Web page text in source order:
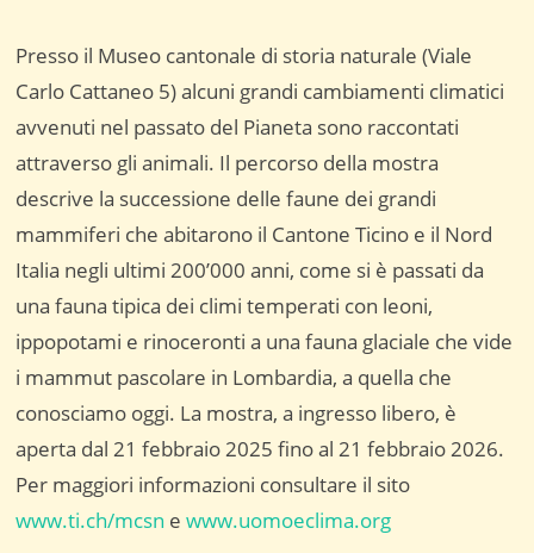
Presso il Museo cantonale di storia naturale (Viale
Carlo Cattaneo 5) alcuni grandi cambiamenti climatici
avvenuti nel passato del Pianeta sono raccontati
attraverso gli animali. Il percorso della mostra
descrive la successione delle faune dei grandi
mammiferi che abitarono il Cantone Ticino e il Nord
Italia negli ultimi 200’000 anni, come si è passati da
una fauna tipica dei climi temperati con leoni,
ippopotami e rinoceronti a una fauna glaciale che vide
i mammut pascolare in Lombardia, a quella che
conosciamo oggi. La mostra, a ingresso libero, è
aperta dal 21 febbraio 2025 fino al 21 febbraio 2026.
Per maggiori informazioni consultare il sito
www.ti.ch/mcsn ewww.uomoeclima.org